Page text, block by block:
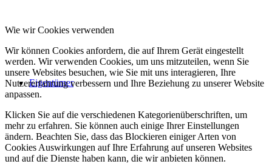
Eigentümer
Wie wir Cookies verwenden
Wir können Cookies anfordern, die auf Ihrem Gerät eingestellt
werden. Wir verwenden Cookies, um uns mitzuteilen, wenn Sie
unsere Websites besuchen, wie Sie mit uns interagieren, Ihre
Nutzererfahrung verbessern und Ihre Beziehung zu unserer Website
anpassen.
Klicken Sie auf die verschiedenen Kategorienüberschriften, um
mehr zu erfahren. Sie können auch einige Ihrer Einstellungen
ändern. Beachten Sie, dass das Blockieren einiger Arten von
Cookies Auswirkungen auf Ihre Erfahrung auf unseren Websites
und auf die Dienste haben kann, die wir anbieten können.